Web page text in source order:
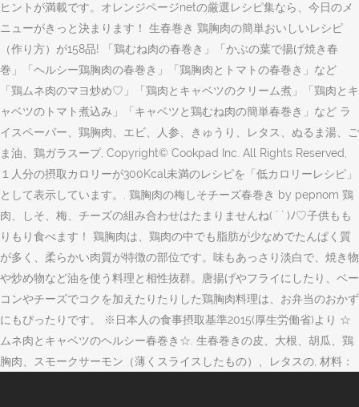
ヒントが満載です。オレンジページnetの厳選レシピ集なら、今日のメ
ニューがきっと決まります！ 生春巻き 鶏胸肉の簡単おいしいレシピ
（作り方）が158品! 「鶏むね肉の春巻き」「かぶの葉で揚げ焼き春
巻」「ヘルシー鶏胸肉の春巻き」「鶏胸肉とトマトの春巻き」など
「鶏ムネ肉のマヨ炒め♡」「鶏肉とキャベツのクリーム煮」「鶏肉とキ
ャベツのトマト煮込み」「キャベツと鶏むね肉の簡単春巻き」など ラ
イスペーパー、鶏胸肉、エビ、人参、きゅうり、レタス、ぬるま湯、ご
ま油、鶏ガラスープ, Copyright© Cookpad Inc. All Rights Reserved,
１人分の摂取カロリーが300Kcal未満のレシピを「低カロリーレシピ」
として表示しています。. 鶏胸肉の梅しそチーズ春巻き by pepnom 鶏
肉、しそ、梅、チーズの組み合わせはたまりませんね( ´ ` )ﾉ♡子供もも
りもり食べます！ 鶏胸肉は、鶏肉の中でも脂肪が少なめでたんぱく質
が多く、柔らかい肉質が特徴の部位です。味もあっさり淡白で、焼き物
や炒め物など油を使う料理と相性抜群。唐揚げやフライにしたり、ベー
コンやチーズでコクを加えたりたりした鶏胸肉料理は、お弁当のおかず
にもぴったりです。 ※日本人の食事摂取基準2015(厚生労働省)より ☆
ムネ肉とキャベツのヘルシー春巻き☆. 生春巻きの皮、大根、胡瓜、鶏
胸肉、スモークサーモン（薄くスライスしたもの）、レタスの, 材料：